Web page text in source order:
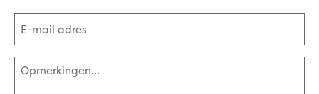
E-
mailadres
(Vereist)
Opmerkingen
(Vereist)